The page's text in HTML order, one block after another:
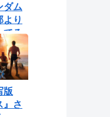
ダム
より
てる
...
版
』さ